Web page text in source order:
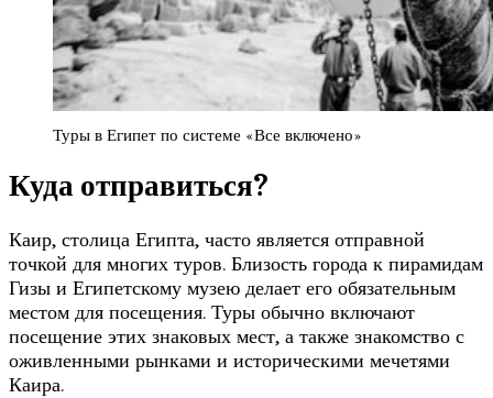
Туры в Египет по системе «Все включено»
Куда отправиться?
Каир, столица Египта, часто является отправной
точкой для многих туров. Близость города к пирамидам
Гизы и Египетскому музею делает его обязательным
местом для посещения. Туры обычно включают
посещение этих знаковых мест, а также знакомство с
оживленными рынками и историческими мечетями
Каира.